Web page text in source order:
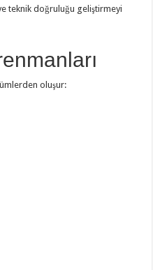
teknik doğruluğu geliştirmeyi
oluşur: